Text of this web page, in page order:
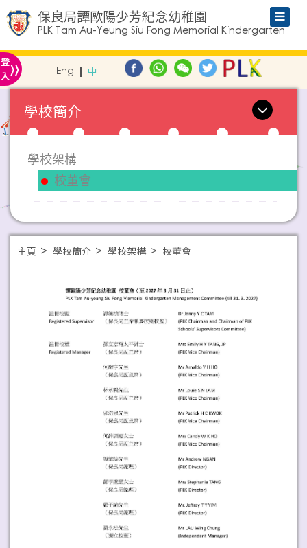
保良局譚歐陽少芳紀念幼稚園
PLK Tam Au-Yeung Siu Fong Memorial Kindergarten
登
入» Eng 中
學校簡介
學校架構
校董會
主頁 學校簡介 學校架構 校董會